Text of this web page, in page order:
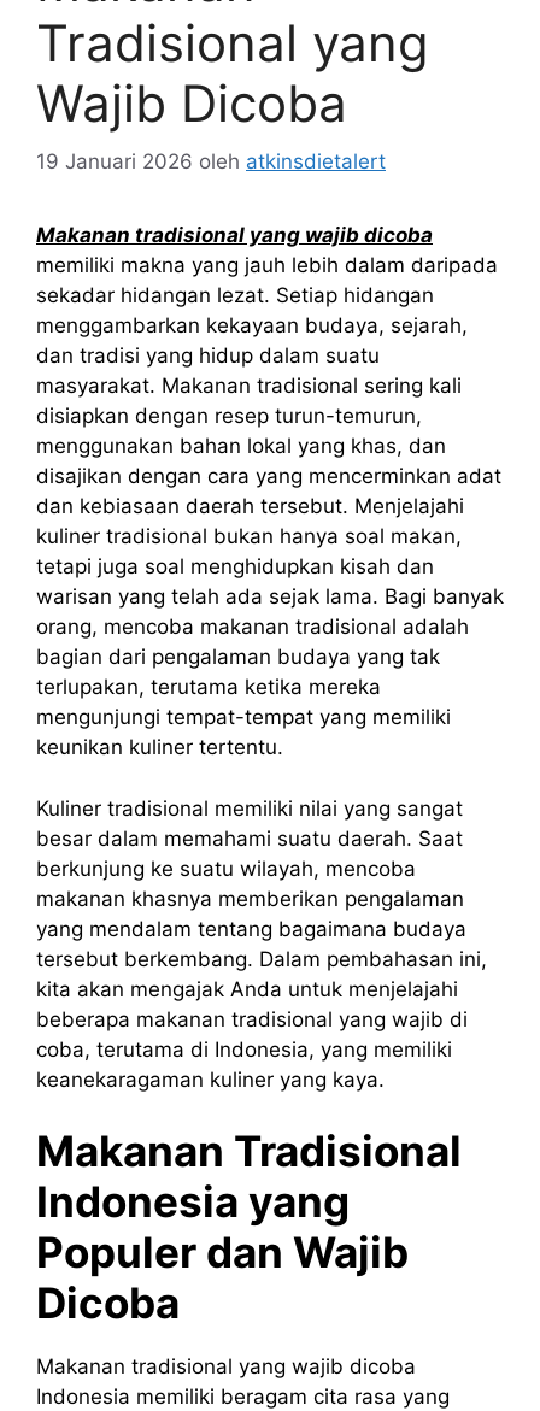
Tradisional yang
Wajib Dicoba
19 Januari 2026 oleh atkinsdietalert
Makanan tradisional yang wajib dicoba
memiliki makna yang jauh lebih dalam daripada
sekadar hidangan lezat. Setiap hidangan
menggambarkan kekayaan budaya, sejarah,
dan tradisi yang hidup dalam suatu
masyarakat. Makanan tradisional sering kali
disiapkan dengan resep turun-temurun,
menggunakan bahan lokal yang khas, dan
disajikan dengan cara yang mencerminkan adat
dan kebiasaan daerah tersebut. Menjelajahi
kuliner tradisional bukan hanya soal makan,
tetapi juga soal menghidupkan kisah dan
warisan yang telah ada sejak lama. Bagi banyak
orang, mencoba makanan tradisional adalah
bagian dari pengalaman budaya yang tak
terlupakan, terutama ketika mereka
mengunjungi tempat-tempat yang memiliki
keunikan kuliner tertentu.
Kuliner tradisional memiliki nilai yang sangat
besar dalam memahami suatu daerah. Saat
berkunjung ke suatu wilayah, mencoba
makanan khasnya memberikan pengalaman
yang mendalam tentang bagaimana budaya
tersebut berkembang. Dalam pembahasan ini,
kita akan mengajak Anda untuk menjelajahi
beberapa makanan tradisional yang wajib di
coba, terutama di Indonesia, yang memiliki
keanekaragaman kuliner yang kaya.
Makanan Tradisional
Indonesia yang
Populer dan Wajib
Dicoba
Makanan tradisional yang wajib dicoba
Indonesia memiliki beragam cita rasa yang